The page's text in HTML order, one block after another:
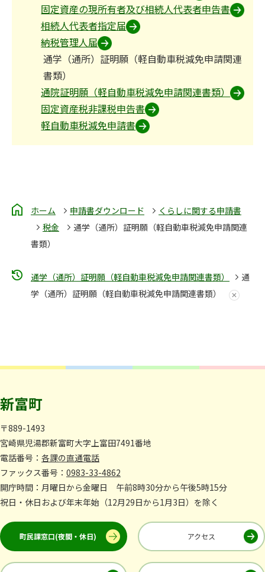
固定資産の現所有者及び相続人代表者申告書
相続人代表者指定届
納税管理人届
通学（通所）証明願（軽自動車税減免申請関連
書類）
通院証明願（軽自動車税減免申請関連書類）
固定資産税非課税申告書
軽自動車税減免申請書
ホーム 申請書ダウンロード
くらしに関する申請書
税金
通学（通所）証明願（軽自動車税減免申請関連
書類）
通学（通所）証明願（軽自動車税減免申請関連書類）
通
学（通所）証明願（軽自動車税減免申請関連書類）
新富町
〒889-1493
宮崎県児湯郡新富町大字上富田7491番地
電話番号： 各課の直通電話
ファックス番号： 0983-33-4862
開庁時間：月曜日から金曜日 午前8時30分から午後5時15分
祝日・休日および年末年始（12月29日から1月3日）を除く
町民課窓口(夜間・休日) アクセス